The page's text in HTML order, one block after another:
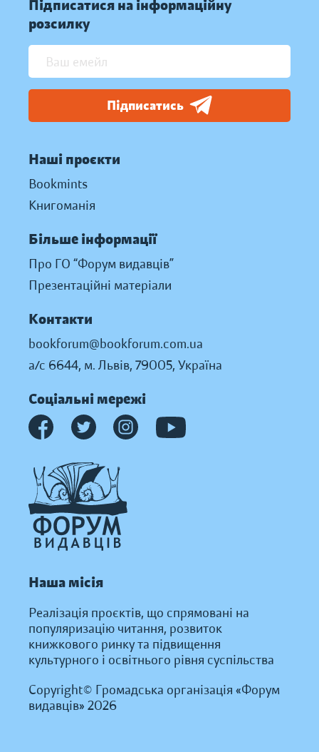
Підписатися на інформаційну
розсилку
Підписатись
Наші проєкти
Bookmints
Книгоманія
Більше інформації
Про ГО “Форум видавців”
Презентаційні матеріали
Контакти
bookforum@bookforum.com.ua
а/с 6644, м. Львів, 79005, Україна
Соціальні мережі
Наша місія
Реалізація проєктів, що спрямовані на
популяризацію читання, розвиток
книжкового ринку та підвищення
культурного і освітнього рівня суспільства
Copyright© Громадська організація «Форум
видавців» 2026